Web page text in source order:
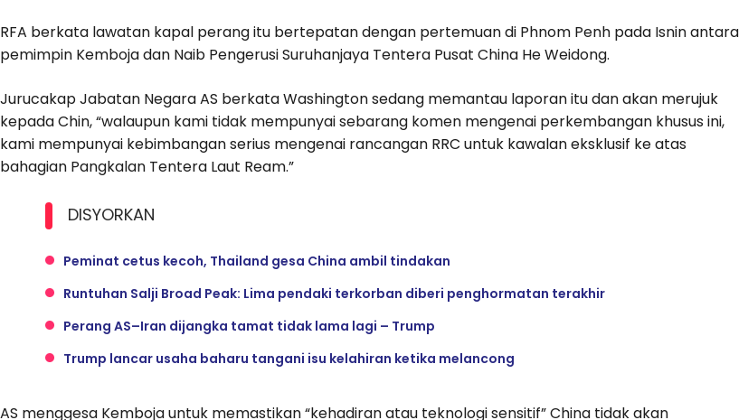
RFA berkata lawatan kapal perang itu bertepatan dengan pertemuan di Phnom Penh pada Isnin antara
pemimpin Kemboja dan Naib Pengerusi Suruhanjaya Tentera Pusat China He Weidong.
Jurucakap Jabatan Negara AS berkata Washington sedang memantau laporan itu dan akan merujuk
kepada Chin, “walaupun kami tidak mempunyai sebarang komen mengenai perkembangan khusus ini,
kami mempunyai kebimbangan serius mengenai rancangan RRC untuk kawalan eksklusif ke atas
bahagian Pangkalan Tentera Laut Ream.”
DISYORKAN
Peminat cetus kecoh, Thailand gesa China ambil tindakan
Runtuhan Salji Broad Peak: Lima pendaki terkorban diberi penghormatan terakhir
Perang AS–Iran dijangka tamat tidak lama lagi – Trump
Trump lancar usaha baharu tangani isu kelahiran ketika melancong
AS menggesa Kemboja untuk memastikan “kehadiran atau teknologi sensitif” China tidak akan